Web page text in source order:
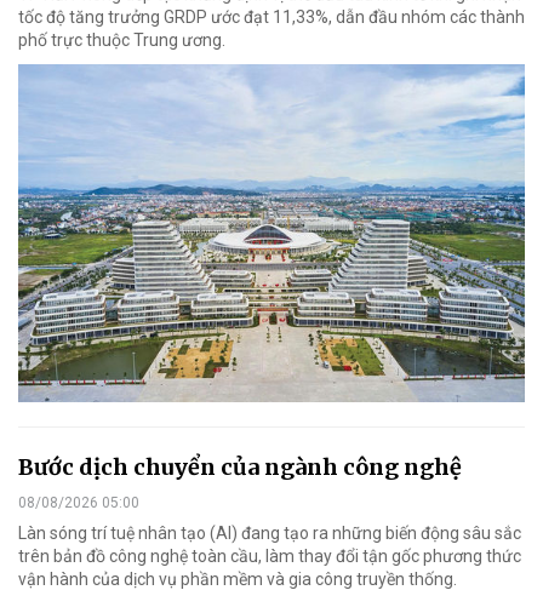
tốc độ tăng trưởng GRDP ước đạt 11,33%, dẫn đầu nhóm các thành
phố trực thuộc Trung ương.
Bước dịch chuyển của ngành công nghệ
08/08/2026 05:00
Làn sóng trí tuệ nhân tạo (AI) đang tạo ra những biến động sâu sắc
trên bản đồ công nghệ toàn cầu, làm thay đổi tận gốc phương thức
vận hành của dịch vụ phần mềm và gia công truyền thống.